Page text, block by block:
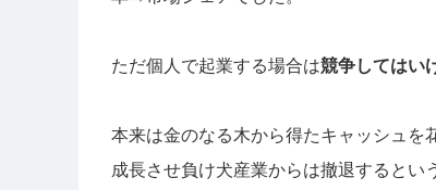
ただ個人で起業する場合は競争してはい
本来は金のなる木から得たキャッシュを
成長させ負け犬産業からは撤退するとい